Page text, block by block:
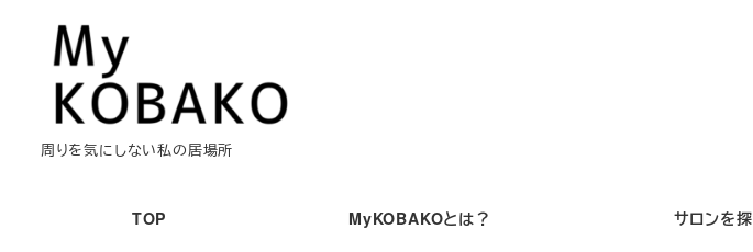
周りを気にしない私の居場所
TOP MyKOBAKOとは？ サロンを